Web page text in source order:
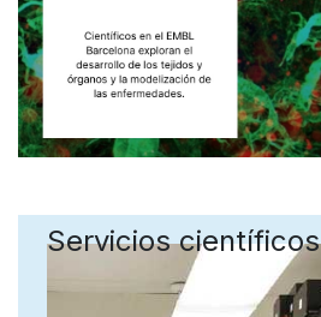
Servicios científicos